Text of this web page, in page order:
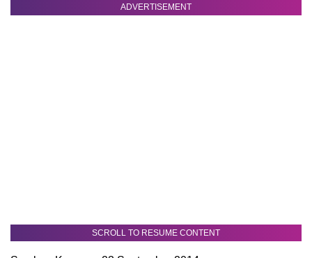
ADVERTISEMENT
SCROLL TO RESUME CONTENT